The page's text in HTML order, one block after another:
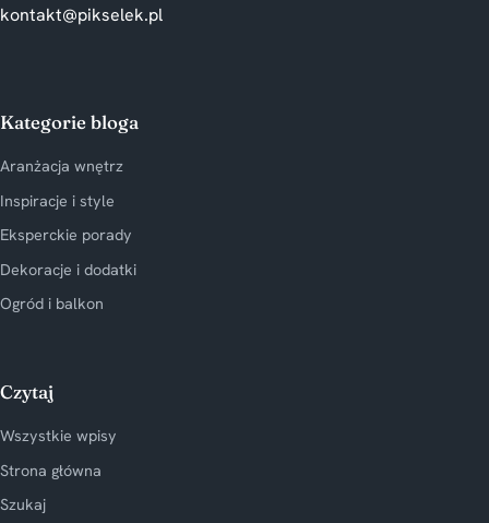
kontakt@pikselek.pl
Kategorie bloga
Aranżacja wnętrz
Inspiracje i style
Eksperckie porady
Dekoracje i dodatki
Ogród i balkon
Czytaj
Wszystkie wpisy
Strona główna
Szukaj